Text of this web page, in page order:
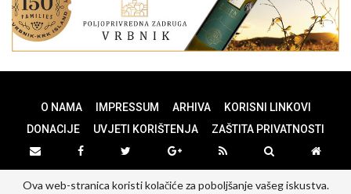
O NAMA IMPRESSUM ARHIVA
KORISNI LINKOVI
DONACIJE
UVJETI KORIŠTENJA ZAŠTITA PRIVATNOSTI
Ova web-stranica koristi kolačiće za poboljšanje vašeg iskustva.